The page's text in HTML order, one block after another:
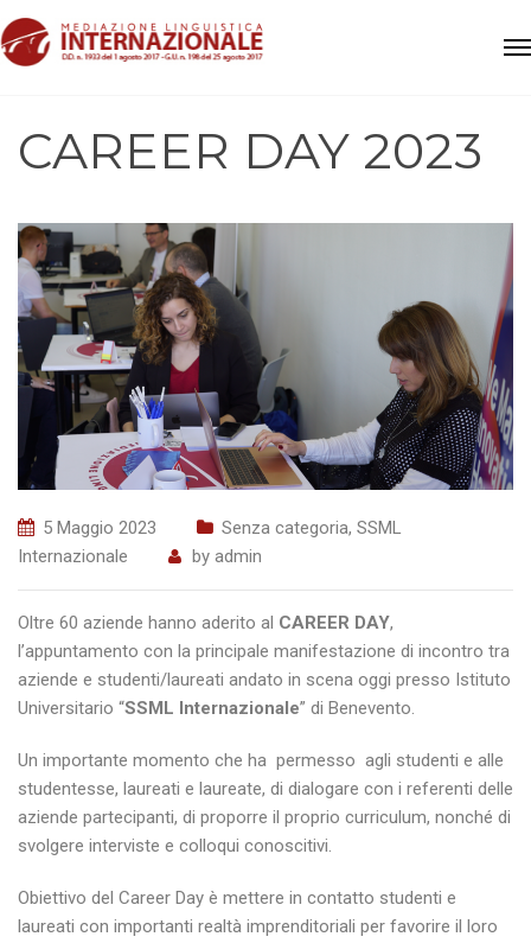
CAREER DAY 2023
5 Maggio 2023 Senza categoria, SSML
Internazionale
by admin
Oltre 60 aziende hanno aderito al CAREER DAY,
l’appuntamento con la principale manifestazione di incontro tra
aziende e studenti/laureati andato in scena oggi presso Istituto
Universitario “SSML Internazionale” di Benevento.
Un importante momento che ha permesso agli studenti e alle
studentesse, laureati e laureate, di dialogare con i referenti delle
aziende partecipanti, di proporre il proprio curriculum, nonché di
svolgere interviste e colloqui conoscitivi.
Obiettivo del Career Day è mettere in contatto studenti e
laureati con importanti realtà imprenditoriali per favorire il loro